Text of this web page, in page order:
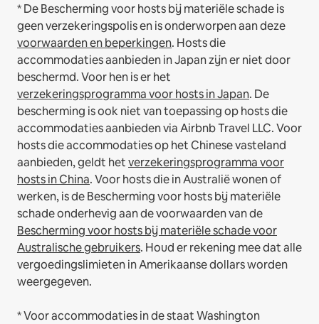
* De Bescherming voor hosts bij materiële schade is
geen verzekeringspolis en is onderworpen aan deze
voorwaarden en beperkingen. Hosts die
accommodaties aanbieden in Japan zijn er niet door
beschermd. Voor hen is er het
verzekeringsprogramma voor hosts in Japan. De
bescherming is ook niet van toepassing op hosts die
accommodaties aanbieden via Airbnb Travel LLC.Voor
hosts die accommodaties op het Chinese vasteland
aanbieden, geldt hetverzekeringsprogramma voor
hosts in China.Voor hosts die in Australië wonen of
werken, is de Bescherming voor hosts bij materiële
schade onderhevig aan de voorwaarden van de
Bescherming voor hosts bij materiële schade voor
Australische gebruikers. Houd er rekening mee dat alle
vergoedingslimieten in Amerikaanse dollars worden
weergegeven.
* Voor accommodaties in de staat Washington